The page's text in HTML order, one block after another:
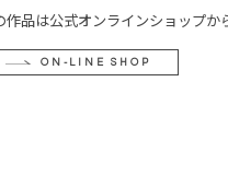
作品は公式オンラインショップか
ON-LINE SHOP